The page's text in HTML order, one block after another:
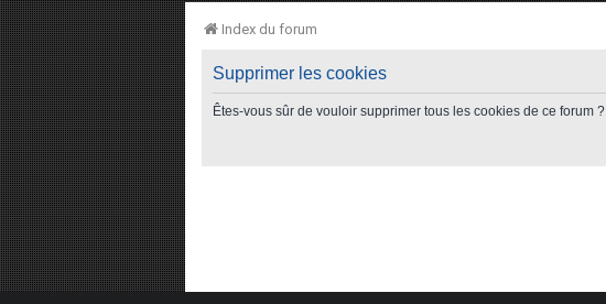
Index du forum
Supprimer les cookies
Êtes-vous sûr de vouloir supprimer tous les cookies de ce forum ?